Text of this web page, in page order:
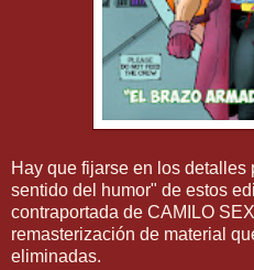
Hay que fijarse en los detalles
sentido del humor" de estos
contraportada de CAMILO
remasterización de material
eliminadas.